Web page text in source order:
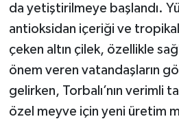
da yetiştirilmeye başlandı.
antioksidan içeriği ve
çeken altın çilek, özellikle
önem veren vatandaşların
gelirken, Torbalı’nın verimli
özel meyve için yeni üretim